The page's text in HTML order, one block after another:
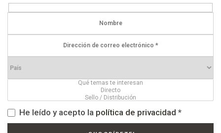
He leído y acepto la política de privacidad *